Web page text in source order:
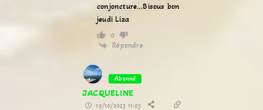
conjoncture…Bisous bon
jeudi Liza
0
Répondre
Abonné
JACQUELINE
19/10/2023 11:03